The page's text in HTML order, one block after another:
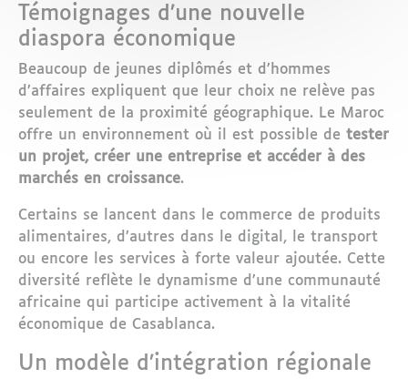
Témoignages d’une nouvelle
diaspora économique
Beaucoup de jeunes diplômés et d’hommes
d’affaires expliquent que leur choix ne relève pas
seulement de la proximité géographique. Le Maroc
offre un environnement où il est possible de tester
un projet, créer une entreprise et accéder à des
marchés en croissance.
Certains se lancent dans le commerce de produits
alimentaires, d’autres dans le digital, le transport
ou encore les services à forte valeur ajoutée. Cette
diversité reflète le dynamisme d’une communauté
africaine qui participe activement à la vitalité
économique de Casablanca.
Un modèle d’intégration régionale